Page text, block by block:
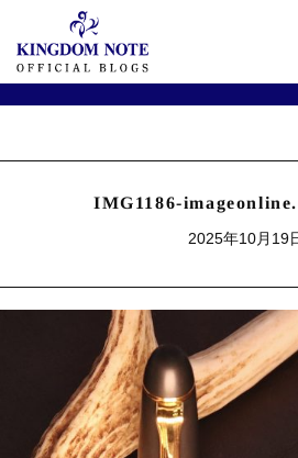
IMG1186-
2025年10月19